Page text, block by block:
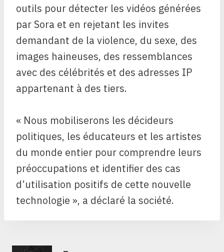
outils pour détecter les vidéos générées
par Sora et en rejetant les invites
demandant de la violence, du sexe, des
images haineuses, des ressemblances
avec des célébrités et des adresses IP
appartenant à des tiers.
« Nous mobiliserons les décideurs
politiques, les éducateurs et les artistes
du monde entier pour comprendre leurs
préoccupations et identifier des cas
d’utilisation positifs de cette nouvelle
technologie », a déclaré la société.